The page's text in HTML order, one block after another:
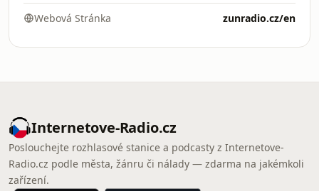
Webová Stránka zunradio.cz/en
Internetove-Radio.cz
Poslouchejte rozhlasové stanice a podcasty z Internetove-
Radio.cz podle města, žánru či nálady — zdarma na jakémkoli
zařízení.